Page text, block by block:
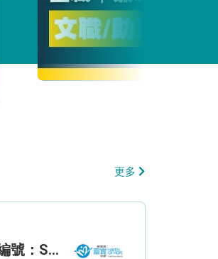
更多
高級技工/技工 (編號：SSO/FM/A/CTE)